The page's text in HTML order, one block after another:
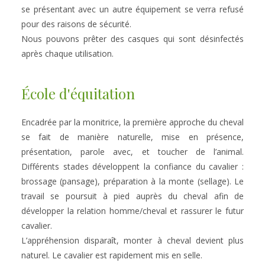
se présentant avec un autre équipement se verra refusé
pour des raisons de sécurité.
Nous pouvons prêter des casques qui sont désinfectés
après chaque utilisation.
École d'équitation
Encadrée par la monitrice, la première approche du cheval
se fait de manière naturelle, mise en présence,
présentation, parole avec, et toucher de l’animal.
Différents stades développent la confiance du cavalier :
brossage (pansage), préparation à la monte (sellage). Le
travail se poursuit à pied auprès du cheval afin de
développer la relation homme/cheval et rassurer le futur
cavalier.
L’appréhension disparaît, monter à cheval devient plus
naturel. Le cavalier est rapidement mis en selle.